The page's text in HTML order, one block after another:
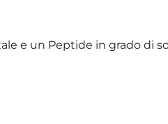
e un Peptide in grado di